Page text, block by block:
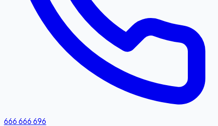
666 666 696